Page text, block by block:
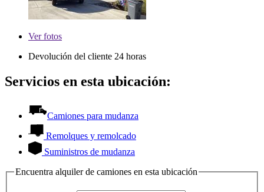
Verfotos
Devolución del cliente 24 horas
Servicios en esta ubicación:
Camiones para mudanza
Remolques y remolcado
Suministros de mudanza
Encuentra alquiler de camiones en esta ubicación